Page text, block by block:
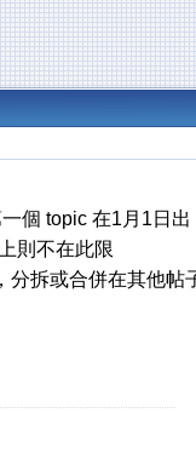
個 topic 在1月1日
則不在此限
分拆或合併在其他帖